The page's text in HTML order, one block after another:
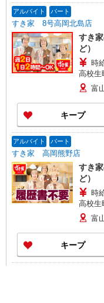
アルバイト パート
すき家 8号高岡北島店
すき
ど）
時
高校
※早朝
富
キープ
アルバイト パート
すき家 高岡熊野店
すき
ど）
時
高校
早朝手
富
キープ